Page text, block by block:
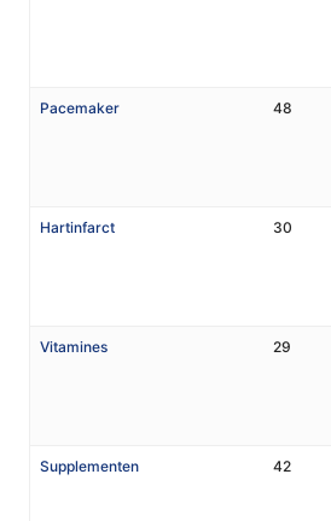
Pacemaker 48
Hartinfarct 30
Vitamines 29
Supplementen 42